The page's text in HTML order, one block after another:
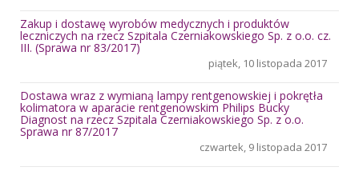
Zakup i dostawę wyrobów medycznych i produktów
leczniczych na rzecz Szpitala Czerniakowskiego Sp. z o.o. cz.
III. (Sprawa nr 83/2017)
piątek, 10 listopada 2017
Dostawa wraz z wymianą lampy rentgenowskiej i pokrętła
kolimatora w aparacie rentgenowskim Philips Bucky
Diagnost na rzecz Szpitala Czerniakowskiego Sp. z o.o.
Sprawa nr 87/2017
czwartek, 9 listopada 2017